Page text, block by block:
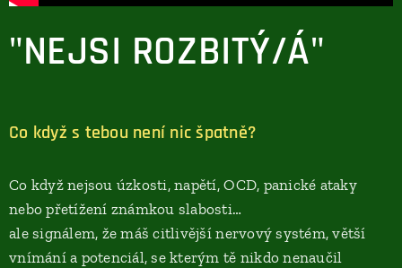
"NEJSI ROZBITÝ/Á"
Co když s tebou není nic špatně?
Co když nejsou úzkosti, napětí, OCD, panické ataky
nebo přetížení známkou slabosti…
ale signálem, že máš citlivější nervový systém, větší
vnímání a potenciál, se kterým tě nikdo nenaučil